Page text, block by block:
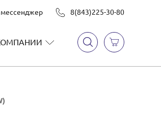
мессенджер 8(843)225-30-80